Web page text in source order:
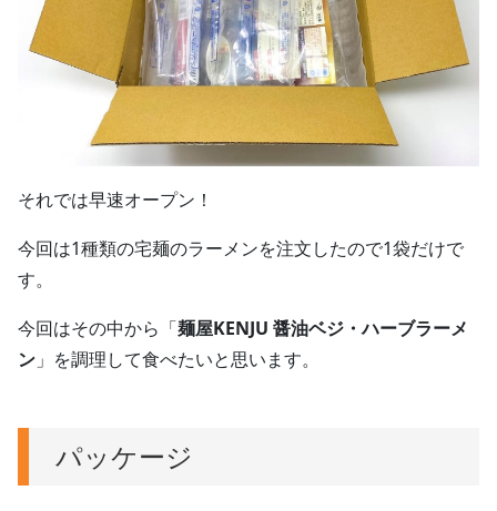
それでは早速オープン！
今回は1種類の宅麺のラーメンを注文したので1袋だけで
す。
今回はその中から「麺屋KENJU 醤油ベジ・ハーブラーメ
ン 」を調理して食べたいと思います。
パッケージ